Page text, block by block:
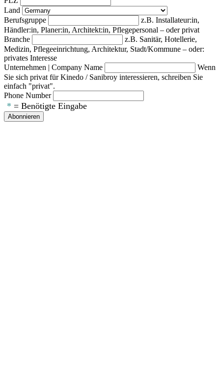
Land
Berufsgruppe
z.B. Installateur:in,
Händler:in, Planer:in, Architekt:in, Pflegepersonal – oder privat
Branche
z.B. Sanitär, Hotellerie,
Medizin, Pflegeeinrichtung, Architektur, Stadt/Kommune – oder:
privates Interesse
Unternehmen | Company Name
Wenn
Sie sich privat für Kinedo / Sanibroy interessieren, schreiben Sie
einfach "privat".
Phone Number
* = Benötigte Eingabe